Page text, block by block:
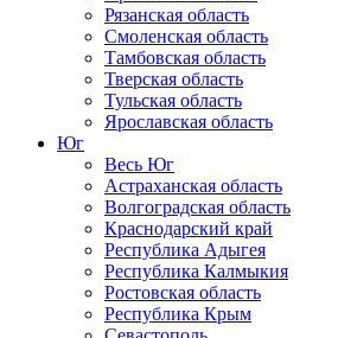
Рязанская область
Смоленская область
Тамбовская область
Тверская область
Тульская область
Ярославская область
Юг
Весь Юг
Астраханская область
Волгоградская область
Краснодарский край
Республика Адыгея
Республика Калмыкия
Ростовская область
Республика Крым